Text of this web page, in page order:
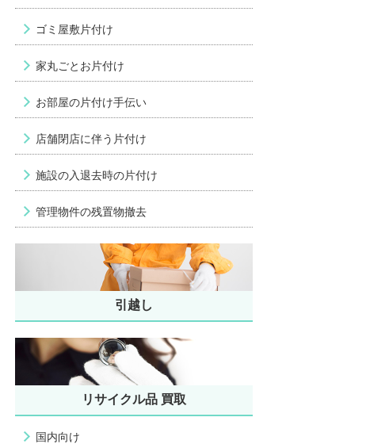
ゴミ屋敷片付け
家丸ごとお片付け
お部屋の片付け手伝い
店舗閉店に伴う片付け
施設の入退去時の片付け
管理物件の残置物撤去
引越し
リサイクル品 買取
国内向け